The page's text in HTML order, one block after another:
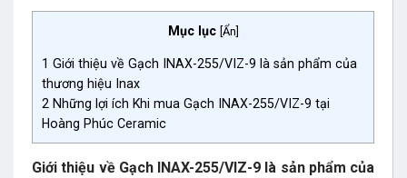
Mục lục Ẩn
1 Giới thiệu về Gạch INAX-255/VIZ-9 là sản phẩm của
thương hiệu Inax
2 Những lợi ích Khi mua Gạch INAX-255/VIZ-9 tại
Hoàng Phúc Ceramic
Giới thiệu về Gạch INAX-255/VIZ-9 là sản phẩm của